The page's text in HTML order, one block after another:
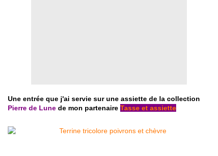
Une entrée que j'ai servie sur une assiette de la collection
Pierre de Lune de mon partenaire Tasse et assiette